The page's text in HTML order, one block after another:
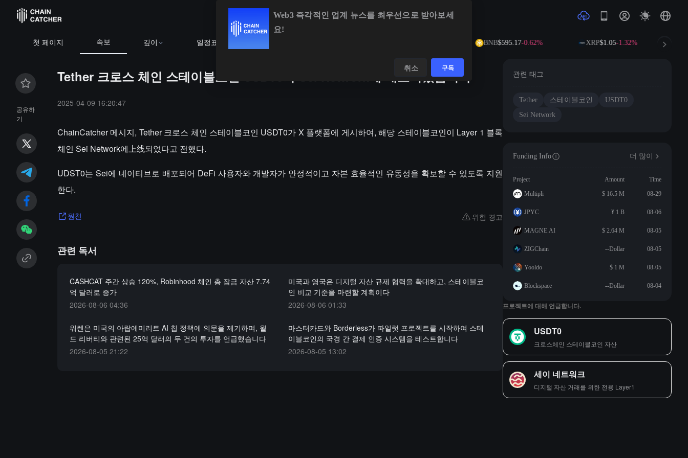
첫 페이지 속보 깊이 일정표 BNB$595.17-0.62% XRP$1.05-1.32%
공유하
기
Tether 크로스 체인 스테이블코인 USDT0가 Sei Network에 배포되었습니다
2025-04-09 16:20:47
ChainCatcher 메시지, Tether 크로스 체인 스테이블코인 USDT0가 X 플랫폼에 게시하여, 해당 스테이블코인이 Layer 1 블록
체인 Sei Network에上线되었다고 전했다.
UDST0는 Sei에 네이티브로 배포되어 DeFi 사용자와 개발자가 안정적이고 자본 효율적인 유동성을 확보할 수 있도록 지원
한다.
원천 위험 경고
관련 독서
CASHCAT 주간 상승 120%, Robinhood 체인 총 잠금 자산 7.74
억 달러로 증가
2026-08-06 04:36
미국과 영국은 디지털 자산 규제 협력을 확대하고, 스테이블코
인 비교 기준을 마련할 계획이다
2026-08-06 01:33
워렌은 미국의 아랍에미리트 AI 칩 정책에 의문을 제기하며, 월
드 리버티와 관련된 25억 달러의 두 건의 투자를 언급했습니다
2026-08-05 21:22
마스터카드와 Borderless가 파일럿 프로젝트를 시작하여 스테
이블코인의 국경 간 결제 인증 시스템을 테스트합니다
2026-08-05 13:02
관련 태그
Tether 스테이블코인
USDT0
Sei Network
Funding Info 더 많이
Project Amount
Time
Multipli
$ 16.5 M 08-29
JPYC ¥ 1 B 08-06
MAGNE.AI $ 2.64 M 08-05
ZIGChain --Dollar 08-05
Yooldo $ 1 M 08-05
Blockspace --Dollar 08-04
프로젝트에 대해 언급합니다.
USDT0
크로스체인 스테이블코인 자산
세이 네트워크
디지털 자산 거래를 위한 전용 Layer1
Web3 즉각적인 업계 뉴스를 최우선으로 받아보세
요!
취소 구독